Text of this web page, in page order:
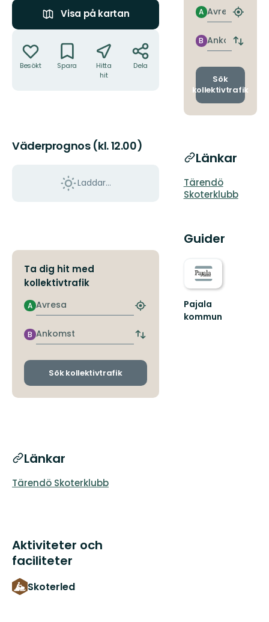
Visa på kartan
Besökt Spara
Hitta
hit
Dela
Väderprognos (kl. 12.00)
Laddar...
Ta dig hit med
kollektivtrafik
Avresa
A
Hitta
hållplats
Ankomst
B
Byt
och
Sök kollektivtrafik
Länkar
Tärendö Skoterklubb
Aktiviteter och
faciliteter
Skoterled
Avresa
A
Hitta
Ankomst
B
Byt
och
Sök
kollektivtrafik
Länkar
Tärendö
Skoterklubb
Guider
Pajala
kommun